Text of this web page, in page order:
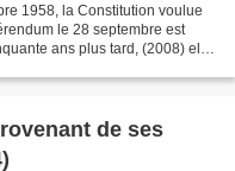
1958, la Constitution voulue
le 28 septembre est
ans plus tard, (2008) elle
de ses